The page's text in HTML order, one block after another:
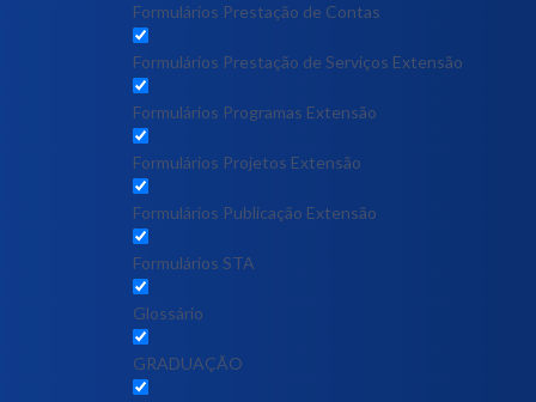
Formulários Prestação de Contas
Formulários Prestação de Serviços Extensão
Formulários Programas Extensão
Formulários Projetos Extensão
Formulários Publicação Extensão
Formulários STA
Glossário
GRADUAÇÃO